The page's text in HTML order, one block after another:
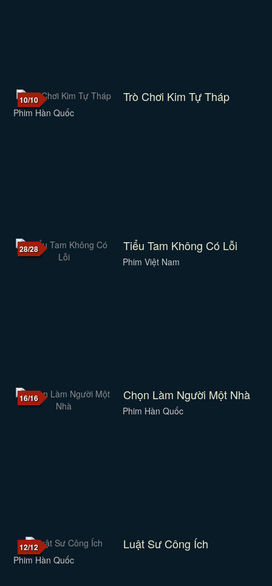
10/10 Trò Chơi Kim Tự Tháp
Phim Hàn Quốc
28/28 Tiểu Tam Không Có Lỗi
Phim Việt Nam
16/16 Chọn Làm Người Một Nhà
Phim Hàn Quốc
12/12 Luật Sư Công Ích
Phim Hàn Quốc